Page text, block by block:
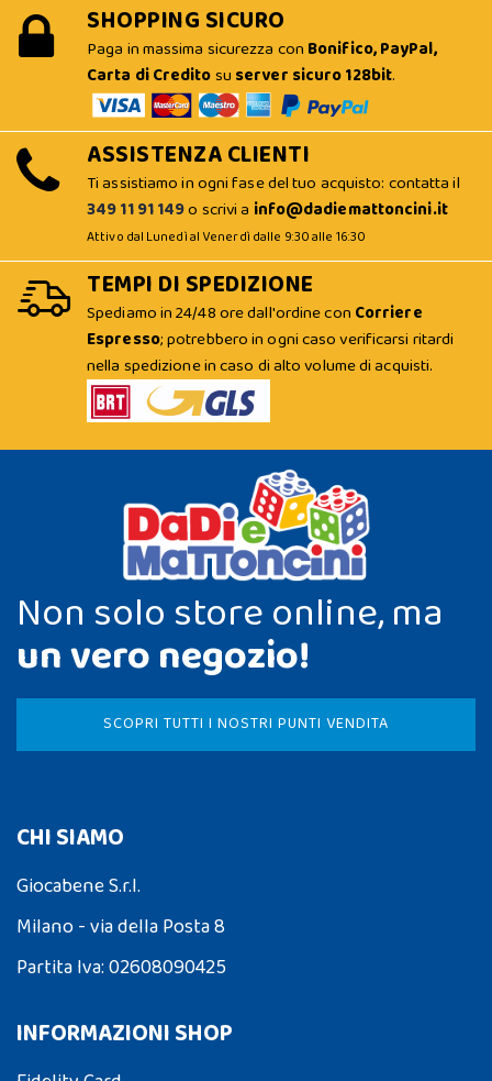
SHOPPING SICURO
Paga in massima sicurezza con Bonifico, PayPal,
Carta di Creditosu server sicuro 128bit.
ASSISTENZA CLIENTI
Ti assistiamo in ogni fase del tuo acquisto: contatta il
349 11 91 149o scrivi a info@dadiemattoncini.it
Attivo dal Lunedì al Venerdì dalle 9:30 alle 16:30
TEMPI DI SPEDIZIONE
Spediamo in 24/48 ore dall'ordine con Corriere
Espresso; potrebbero in ogni caso verificarsi ritardi
nella spedizione in caso di alto volume di acquisti.
Non solo store online, ma
un vero negozio!
SCOPRI TUTTI I NOSTRI PUNTI VENDITA
CHI SIAMO
Giocabene S.r.l.
Milano - via della Posta 8
Partita Iva: 02608090425
INFORMAZIONI SHOP